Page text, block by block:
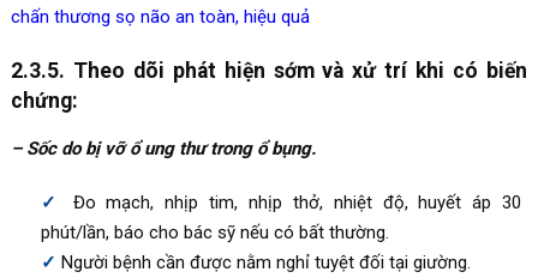
chấn thương sọ não an toàn, hiệu quả
2.3.5. Theo dõi phát hiện sớm và xử trí khi có biến
chứng:
– Sốc do bị vỡ ổ ung thư trong ổ bụng.
Đo mạch, nhịp tim, nhịp thở, nhiệt độ, huyết áp 30
phút/lần, báo cho bác sỹ nếu có bất thường.
Người bệnh cần được nằm nghỉ tuyệt đối tại giường.